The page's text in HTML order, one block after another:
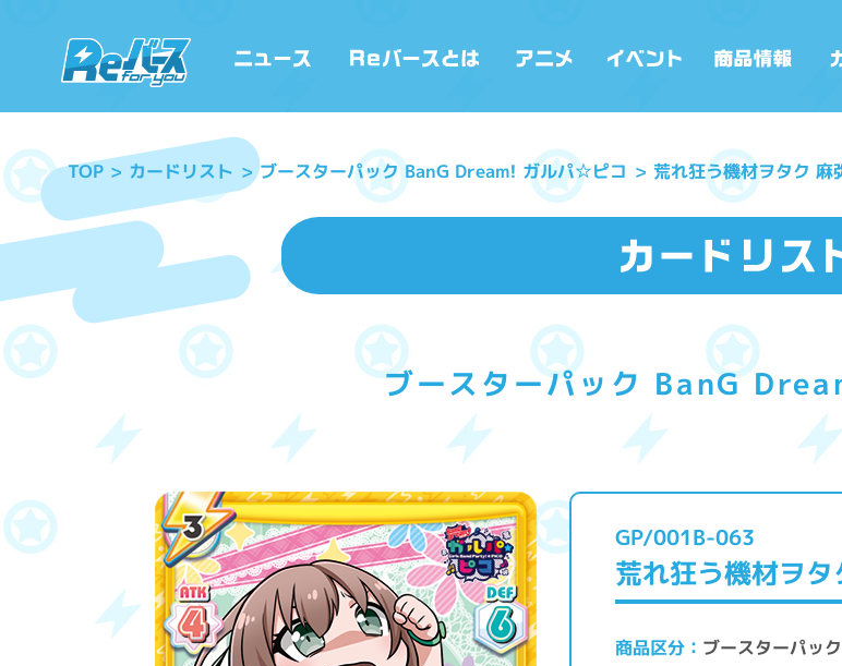
TOP カードリスト ブースターパック BanG Dream! ガルパ☆ピコ 荒れ狂う機材ヲタク 麻
ブースターパック BanG
GP/001B-063
荒れ狂う機材ヲ
商品区分 ブースターパッ